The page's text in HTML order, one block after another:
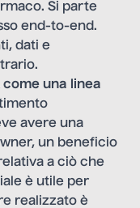
Si parte
end-to-end.
dati e
come una linea
avere una
un beneficio
a ciò che
è utile per
realizzato è